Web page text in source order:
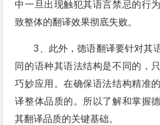
中一旦出现触犯其语言禁忌的行
致整体的翻译效果彻底失败。
3、此外，德语翻译要针对其
同的语种其语法结构是不同的，
巧妙应用。在确保语法结构精准
译整体品质的。所以了解和掌握
其翻译品质的关键基础。